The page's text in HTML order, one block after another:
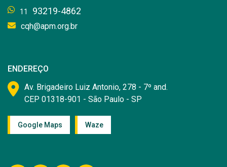
11 93219-4862
cqh@apm.org.br
ENDEREÇO
Av. Brigadeiro Luiz Antonio, 278 - 7º and.
CEP 01318-901 - São Paulo - SP
Google Maps Waze